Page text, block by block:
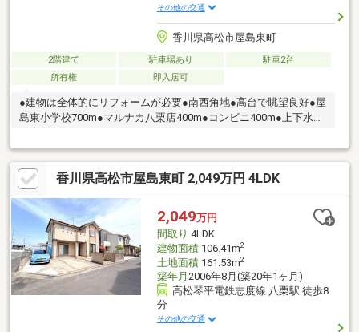
その他の交通
香川県高松市屋島東町
2階建て 駐車場あり
駐車2台
所有権
即入居可
●建物は全体的にリフォームが必要●南西角地●高台で眺望良好●屋
島東小学校700m●マルナカ八栗店400m●コンビニ400m●上下水道
香川県高松市屋島東町 2,049万円 4LDK
2,049万円
間取り 4LDK
建物面積106.41m2
土地面積161.53m2
築年月 2006年8月(築20年1ヶ月)
高松琴平電鉄志度線 八栗駅 徒歩8
分
その他の交通